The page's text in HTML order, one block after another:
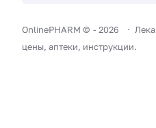
OnlinePHARM © -2026
цены, аптеки, инструкции.